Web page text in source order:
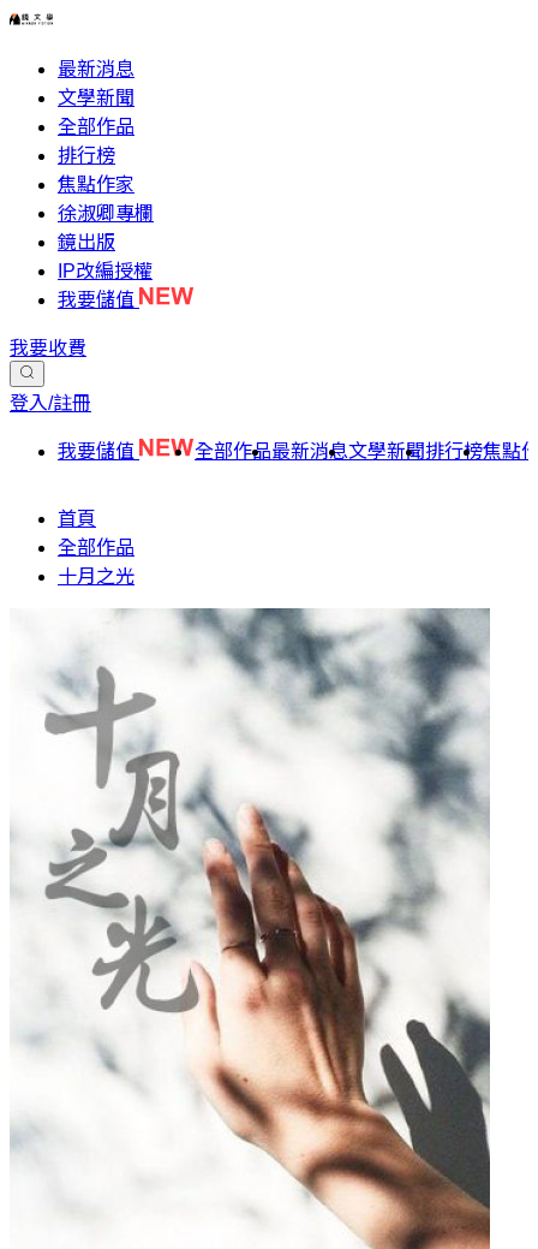
最新消息
文學新聞
全部作品
排行榜
焦點作家
徐淑卿專欄
鏡出版
IP改編授權
我要儲值
我要收費
登入/註冊
我要儲值 全部作品最新消息文學新聞排行榜焦點
首頁
全部作品
十月之光